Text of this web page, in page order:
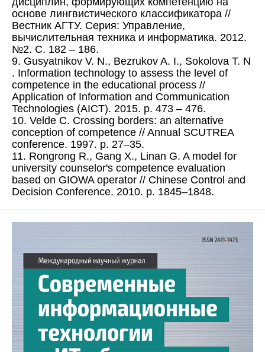
основе лингвистического классификатора //
Вестник АГТУ. Серия: Управление,
вычислительная техника и информатика. 2012.
№2. С. 182 – 186.
9. Gusyatnikov V. N., Bezrukov A. I., Sokolova T. N
. Information technology to assess the level of
competence in the educational process //
Application of Information and Communication
Technologies (AICT). 2015. p. 473 – 476.
10. Velde C. Crossing borders: an alternative
conception of competence // Annual SCUTREA
conference. 1997. p. 27–35.
11. Rongrong R., Gang X., Linan G. A model for
university counselor's competence evaluation
based on GIOWA operator // Chinese Control and
Decision Conference. 2010. p. 1845–1848.